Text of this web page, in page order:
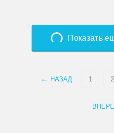
Показать
НАЗАД 1 2